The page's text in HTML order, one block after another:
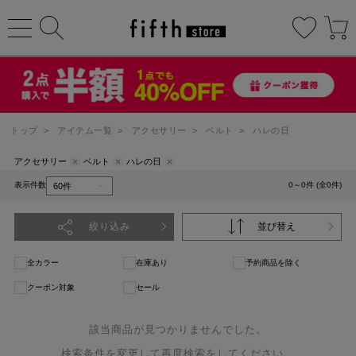
トップ > アイテム一覧 > アクセサリー > ベルト > ハレの日
アクセサリー ベルト ハレの日
表示件数 0～0件 (全0件)
絞り込み 並び替え
全カラー 在庫あり 予約商品を除く
クーポン対象 セール
該当商品が見つかりませんでした。
検索条件を変更して再度検索をしてください。